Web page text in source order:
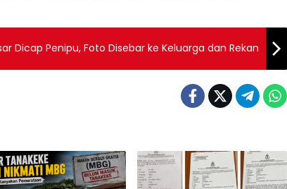
Dicap Penipu, Foto Disebar ke Keluarga dan Rekan